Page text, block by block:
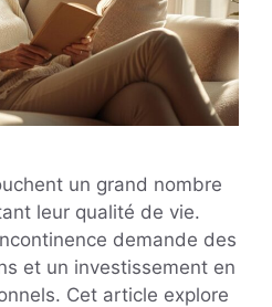
un grand nombre
leur qualité de vie.
demande des
et un investissement en
Cet article explore